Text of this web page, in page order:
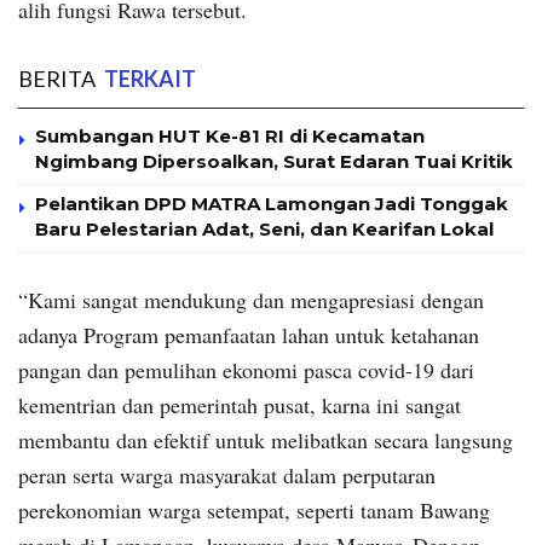
alih fungsi Rawa tersebut.
BERITA TERKAIT
Sumbangan HUT Ke-81 RI di Kecamatan
Ngimbang Dipersoalkan, Surat Edaran Tuai Kritik
Pelantikan DPD MATRA Lamongan Jadi Tonggak
Baru Pelestarian Adat, Seni, dan Kearifan Lokal
“Kami sangat mendukung dan mengapresiasi dengan
adanya Program pemanfaatan lahan untuk ketahanan
pangan dan pemulihan ekonomi pasca covid-19 dari
kementrian dan pemerintah pusat, karna ini sangat
membantu dan efektif untuk melibatkan secara langsung
peran serta warga masyarakat dalam perputaran
perekonomian warga setempat, seperti tanam Bawang